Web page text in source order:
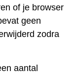
of je browser
geen
zodra
aantal